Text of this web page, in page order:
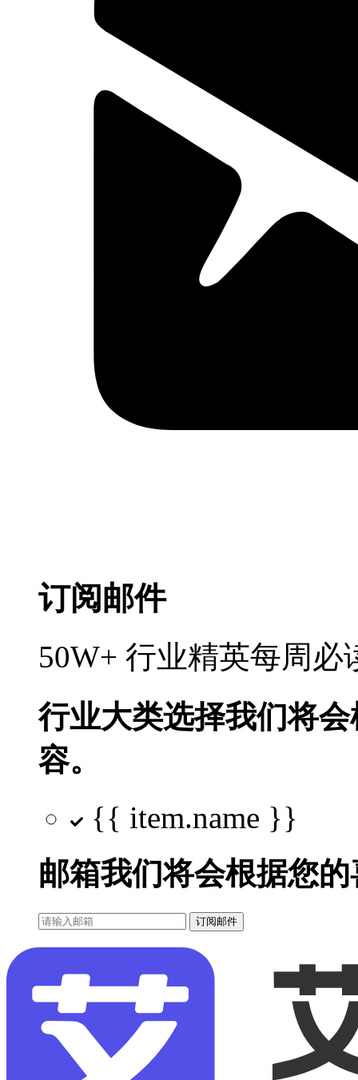
订阅邮件
50W+ 行业精英每周
行业大类选择我们将
容。
{{ item.name }}
邮箱我们将会根据您
订阅邮件